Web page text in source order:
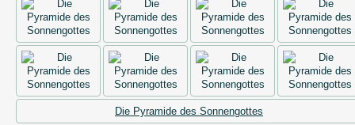
Die Pyramide des Sonnengottes